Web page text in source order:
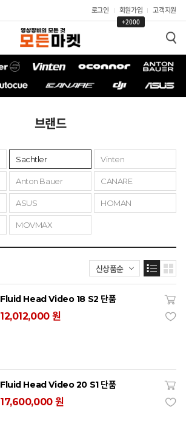
로그인 회원가입
+2000
고객지원
브랜드
Sachtler Vinten
Anton Bauer CANARE
ASUS HOMAN
MOVMAX
신상품순
Fluid Head Video 18 S2 단품
12,012,000 원
Fluid Head Video 20 S1 단품
17,600,000 원